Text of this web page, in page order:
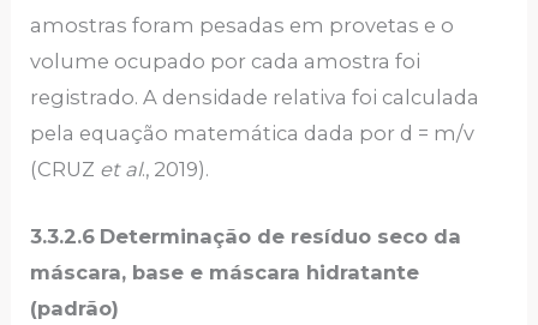
amostras foram pesadas em provetas e o
volume ocupado por cada amostra foi
registrado. A densidade relativa foi calculada
pela equação matemática dada por d = m/v
(CRUZ et al., 2019).
3.3.2.6 Determinação de resíduo seco da
máscara, base e máscara hidratante
(padrão)